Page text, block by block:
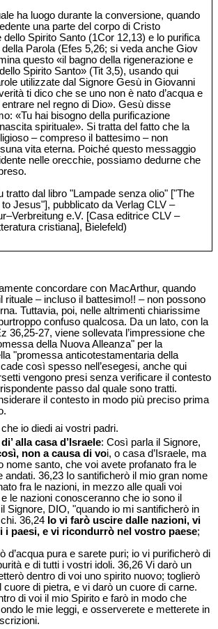
ha luogo durante la conversione, quando
una parte del corpo di Cristo
dello Spirito Santo (1Cor 12,13) e lo purifica
della Parola (Efes 5,26; si veda anche Giov
questo «il bagno della rigenerazione e
Spirito Santo» (Tit 3,5), usando qui
utilizzate dal Signore Gesù in Giovanni
ti dico che se uno non è nato d’acqua e
nel regno di Dio». Gesù disse
«Tu hai bisogno della purificazione
spirituale». Si tratta del fatto che la
– compreso il battesimo – non
vita eterna. Poiché questo messaggio
nelle orecchie, possiamo dedurne che
tratto dal libro "Lampade senza olio" ["The
Jesus"], pubblicato da Verlag CLV –
e.V. [Casa editrice CLV –
cristiana], Bielefeld)
concordare con MacArthur, quando
rituale – incluso il battesimo!! – non possono
Tuttavia, poi, nelle altrimenti chiarissime
confuso qualcosa. Da un lato, con la
36,25-27, viene sollevata l’impressione che
della Nuova Alleanza" per la
"promessa anticotestamentaria della
così spesso nell’esegesi, anche qui
vengono presi senza verificare il contesto
passo dal quale sono tratti.
il contesto in modo più preciso prima
io diedi ai vostri padri.
alla casa d’Israele: Così parla il Signore,
non a causa di voi, o casa d’Israele, ma
nome santo, che voi avete profanato fra le
andati. 36,23 Io santificherò il mio gran nome
fra le nazioni, in mezzo alle quali voi
e le nazioni conosceranno che io sono il
Signore, DIO, "quando io mi santificherò in
36,24 Io vi farò uscire dalle nazioni, vi
i paesi, e vi ricondurrò nel vostro paese;
d’acqua pura e sarete puri; io vi purificherò di
e di tutti i vostri idoli. 36,26 Vi darò un
dentro di voi uno spirito nuovo; toglierò
cuore di pietra, e vi darò un cuore di carne.
di voi il mio Spirito e farò in modo che
le mie leggi, e osserverete e metterete in